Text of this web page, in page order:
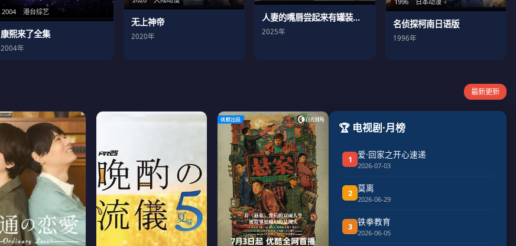
2004 港台综艺
康熙来了全集
2004年
无上神帝
2020年
人妻的嘴唇尝起来有罐装沙瓦的味道
2025年
名侦探柯南日语版
1996年
最新更新
🏆 电视剧·月榜
1 爱·回家之开心速递
2026-07-03
2 莫离
2026-06-29
3 铁拳教育
2026-06-05